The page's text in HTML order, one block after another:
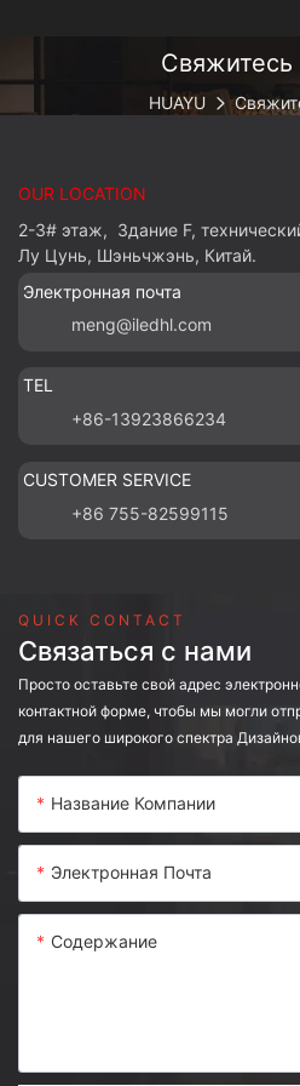
Свяжитесь
HUAYU
OUR LOCATION
2-3# этаж, Здание F,
Лу Цунь, Шэньчжэнь, Китай.
Электронная почта
meng@iledhl.com
TEL
+86-13923866234
CUSTOMER SERVICE
+86 755-82599115
QUICK CONTACT
Связаться с нами
Просто оставьте свой адрес
контактной форме, чтобы мы могли
для нашего широкого спектра
Название Компании
Электронная Почта
Содержание